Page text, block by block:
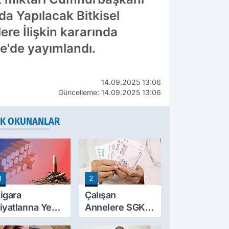
Yapılacak Bitkisel
İlişkin kararında
yayımlandı.
14.09.2025 13:06
Güncelleme: 14.09.2025 13:06
OKUNANLAR
Yeni
Fiyatlar
2
Çalışan
Annelere SGK
Desteği!